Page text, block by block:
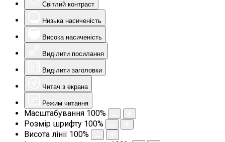
Світлий контраст
Низька насиченість
Висока насиченість
Виділити посилання
Виділити заголовки
Читач з екрана
Режим читання
Масштабування 100%
Розмір шрифту 100%
Висота лінії 100%